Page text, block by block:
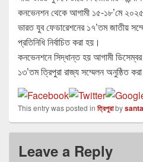
কনভেনশন থেকে আগামী ১৫-১৮’মে ২০২৫
ভারত যুব ফেডারেশনের ১৭’তম জাতীয়
প্রতিনিধি নির্বাচিত করা হয়।
কনভেনশনে সিদ্ধান্ত হয় আগামী ডিসেম্বর
১৩’তম ত্রিপুরা রাজ্য সম্মেলন অনুষ্ঠিত
This entry was posted in ত্রিপুরাby
Leave a Reply